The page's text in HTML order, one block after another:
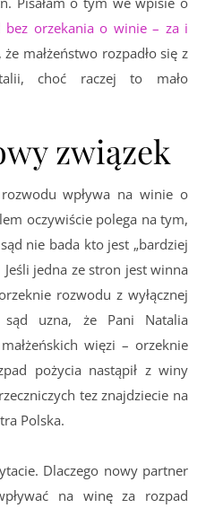
bez orzekania o winie – za i
małżeństwo rozpadło się z
choć raczej to mało
związek
wpływa na winie o
oczywiście polega na tym,
nie bada kto jest „bardziej
jedna ze stron jest winna
rozwodu z wyłącznej
uzna, że Pani Natalia
więzi – orzeknie
pożycia nastąpił z winy
tez znajdziecie na
Polska.
Dlaczego nowy partner
na winę za rozpad